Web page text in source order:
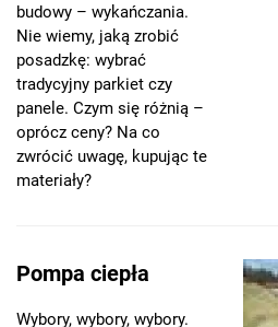
budowy – wykańczania.
Nie wiemy, jaką zrobić
posadzkę: wybrać
tradycyjny parkiet czy
panele. Czym się różnią –
oprócz ceny? Na co
zwrócić uwagę, kupując te
materiały?
Pompa ciepła
Wybory, wybory, wybory.